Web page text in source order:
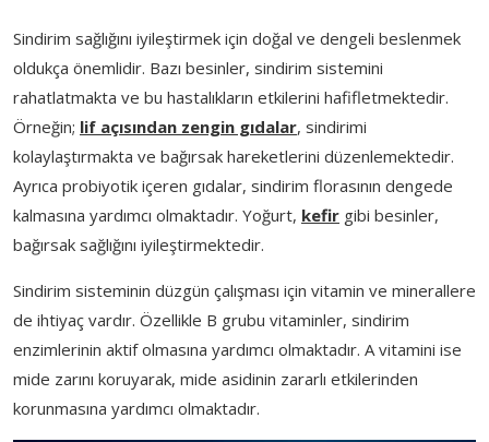
Sindirim sağlığını iyileştirmek için doğal ve dengeli beslenmek
oldukça önemlidir. Bazı besinler, sindirim sistemini
rahatlatmakta ve bu hastalıkların etkilerini hafifletmektedir.
Örneğin; lif açısından zengin gıdalar, sindirimi
kolaylaştırmakta ve bağırsak hareketlerini düzenlemektedir.
Ayrıca probiyotik içeren gıdalar, sindirim florasının dengede
kalmasına yardımcı olmaktadır. Yoğurt, kefir gibi besinler,
bağırsak sağlığını iyileştirmektedir.
Sindirim sisteminin düzgün çalışması için vitamin ve minerallere
de ihtiyaç vardır. Özellikle B grubu vitaminler, sindirim
enzimlerinin aktif olmasına yardımcı olmaktadır. A vitamini ise
mide zarını koruyarak, mide asidinin zararlı etkilerinden
korunmasına yardımcı olmaktadır.